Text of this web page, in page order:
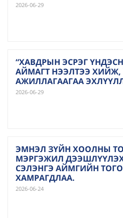
2026-06-29
“ХАВДРЫН ЭСРЭГ
АЙМАГТ НЭЭЛТЭЭ ХИЙЖ,
АЖИЛЛАГААГАА
2026-06-29
ЭМНЭЛ ЗҮЙН ХООЛНЫ
МЭРГЭЖИЛ
СЭЛЭНГЭ АЙМГИЙН
ХАМРАГДЛАА.
2026-06-24